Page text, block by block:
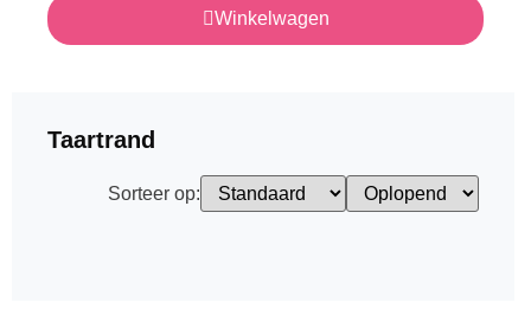
Winkelwagen
Taartrand
Sorteer op: